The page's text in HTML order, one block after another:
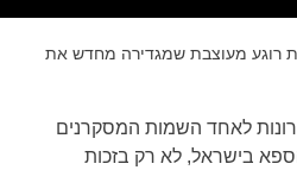
רוגע מעוצבת שמגדירה מחדש את
לאחד השמות המסקרנים
בישראל, לא רק בזכות